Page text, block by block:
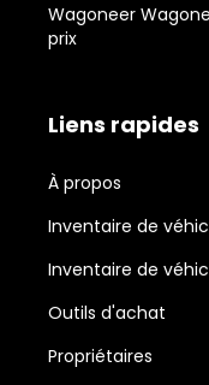
Wagoneer
prix
Liens rapides
À propos
Inventaire de
Inventaire de
Outils d'achat
Propriétaires